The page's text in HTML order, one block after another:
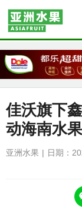
佳沃旗下
动海南水
亚洲水果 日期：
https://